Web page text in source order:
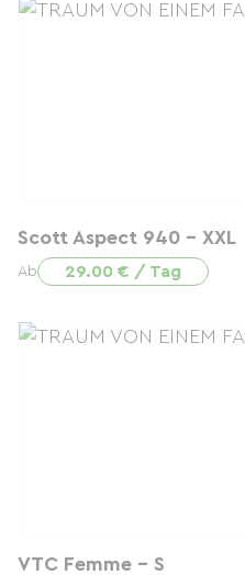
Scott Aspect 940 - XXL
Ab 29.00 € / Tag
VTC Femme - S